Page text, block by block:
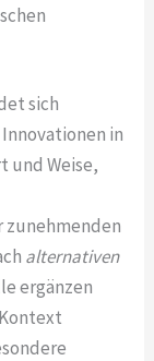
sich
in
und Weise,
alternativen
ergänzen